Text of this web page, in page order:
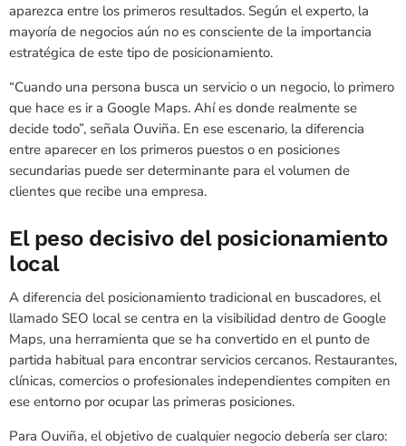
aparezca entre los primeros resultados. Según el experto, la
mayoría de negocios aún no es consciente de la importancia
estratégica de este tipo de posicionamiento.
“Cuando una persona busca un servicio o un negocio, lo primero
que hace es ir a Google Maps. Ahí es donde realmente se
decide todo”, señala Ouviña. En ese escenario, la diferencia
entre aparecer en los primeros puestos o en posiciones
secundarias puede ser determinante para el volumen de
clientes que recibe una empresa.
El peso decisivo del posicionamiento
local
A diferencia del posicionamiento tradicional en buscadores, el
llamado SEO local se centra en la visibilidad dentro de Google
Maps, una herramienta que se ha convertido en el punto de
partida habitual para encontrar servicios cercanos. Restaurantes,
clínicas, comercios o profesionales independientes compiten en
ese entorno por ocupar las primeras posiciones.
Para Ouviña, el objetivo de cualquier negocio debería ser claro: